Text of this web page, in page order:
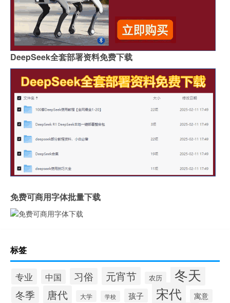
DeepSeek全套部署资料免费下载
免费可商用字体批量下载
标签
专业 中国 习俗 元宵节 农历 冬天
冬季 唐代 大学 学校 孩子 宋代 寓意